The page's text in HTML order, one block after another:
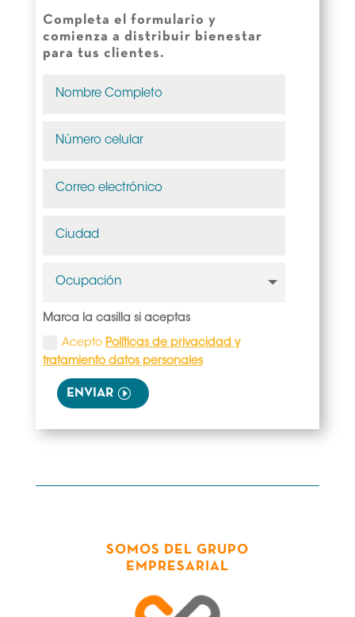
Completa el formulario y
comienza a distribuir bienestar
para tus clientes.
Marca la casilla si aceptas
Acepto Políticas de privacidad y
tratamiento datos personales
ENVIAR
SOMOS DEL GRUPO
EMPRESARIAL